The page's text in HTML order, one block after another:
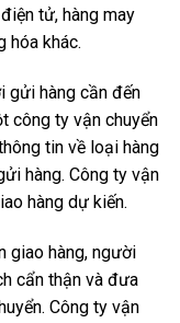
tử, hàng may
hóa khác.
gửi hàng cần đến
công ty vận chuyển
tin về loại hàng
hàng. Công ty vận
hàng dự kiến.
giao hàng, người
cẩn thận và đưa
Công ty vận